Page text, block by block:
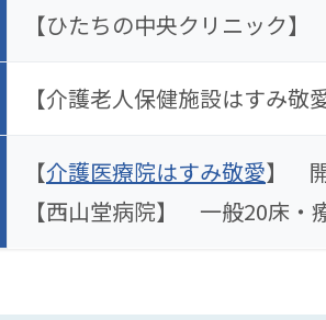
【ひたちの中央クリニック
【介護老人保健施設はすみ
【介護医療院はすみ敬愛】 開
【西山堂病院】 一般20床・